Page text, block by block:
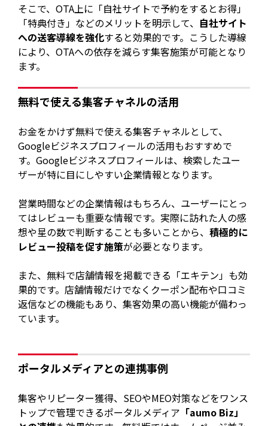
そこで、OTA上に「自社サイトで予約をするとお得」
「特典付き」などのメリットを明示して、 自社サイト
への送客導線を強化すると効果的です。こうした導線
により、OTAへの依存を減らす集客施策が可能となり
ます。
無料で使える集客チャネルの活用
お金をかけず無料で使える集客チャネルとして、
Googleビジネスプロフィールの活用もおすすめで
す。Googleビジネスプロフィールは、検索したユー
ザーが特に目にしやすい企業情報となります。
営業時間などの企業情報はもちろん、ユーザーにとっ
てはレビューも重要な情報です。実際に訪れた人の感
想や星の数で判断することも多いことから、積極的に
レビュー投稿を促す施策が必要となります。
また、無料で店舗情報を掲載できる「エキテン」も効
果的です。店舗情報だけでなくクーポン配布や口コミ
返信などの機能もあり、集客効果の高い機能が備わっ
ています。
ポータルメディアとの連携事例
集客やリピーター獲得、SEOやMEO対策などをワンス
トップで管理できるポータルメディア 「aumo Biz」